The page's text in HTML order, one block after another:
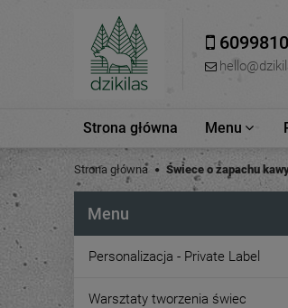
Strona główna Menu
Strona główna Świece o zapachu
Menu
Personalizacja - Private Label
Warsztaty tworzenia świec